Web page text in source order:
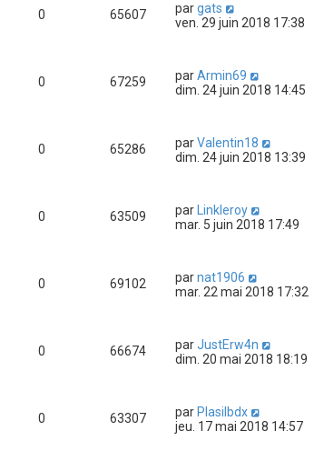
0 65607 pargats
ven. 29 juin 2018 17:38
0 67259 parArmin69
dim. 24 juin 2018 14:45
0 65286 parValentin18
dim. 24 juin 2018 13:39
0 63509 par
Linkleroy
mar. 5 juin 2018 17:49
0 69102 parnat1906
mar. 22 mai 2018 17:32
0 66674 parJustErw4n
dim. 20 mai 2018 18:19
0 63307 par Plasilbdx
jeu. 17 mai 2018 14:57